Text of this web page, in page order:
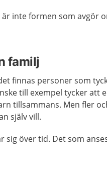
inte formen som avgör
familj
finnas personer som
till exempel tycker att
tillsammans. Men fler
själv vill.
sig över tid. Det som